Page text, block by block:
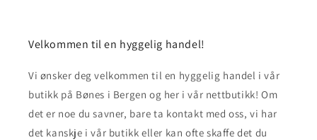
Velkommen til en hyggelig handel!
Vi ønsker deg velkommen til en hyggelig handel i vår
butikk på Bønes i Bergen og her i vår nettbutikk! Om
det er noe du savner, bare ta kontakt med oss, vi har
det kanskje i vår butikk eller kan ofte skaffe det du